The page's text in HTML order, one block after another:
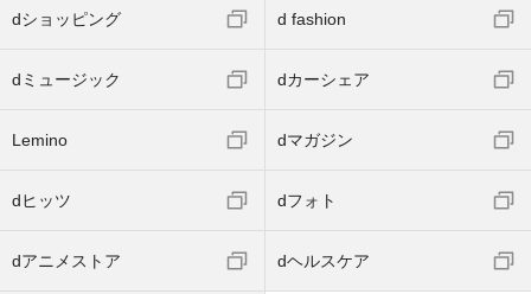
dショッピング d fashion
dミュージック dカーシェア
Lemino dマガジン
dヒッツ dフォト
dアニメストア dヘルスケア